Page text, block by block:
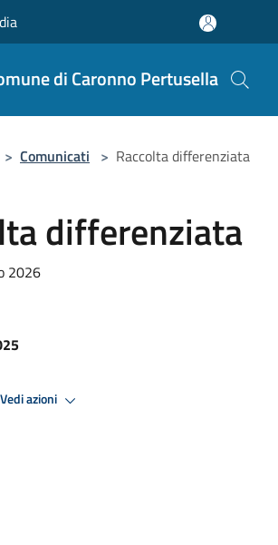
di Caronno Pertusella
> Comunicati > Raccolta differenziata
differenziata
2026
Vedi azioni